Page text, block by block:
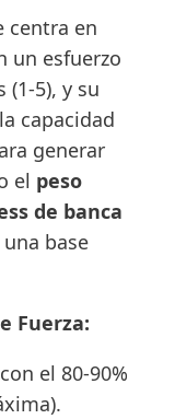
centra en
un esfuerzo
5), y su
capacidad
generar
el peso
de banca
base
Fuerza:
el 80-90%